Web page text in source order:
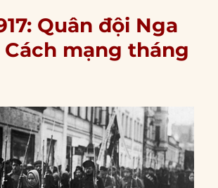
Quân đội Nga
mạng tháng